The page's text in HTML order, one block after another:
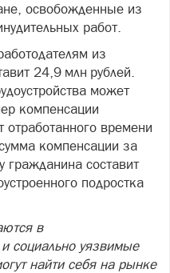
освобожденные из
работ.
из
24,9 млн рублей.
может
компенсации
отработанного времени
компенсации за
гражданина составит
подростка
в
социально уязвимые
найти себя на рынке